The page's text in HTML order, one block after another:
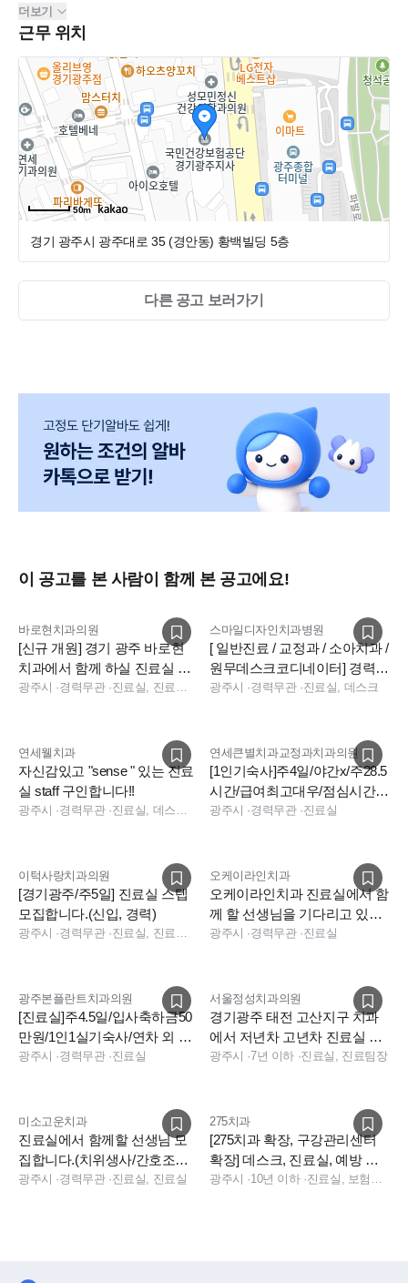
스마일디자인치과병원은 체계적인 진료 시스템과 최첨단 장
비를 갖추고,
환자분들에게 체계적이고 수준 높은 의료 서비스를 제공하
고 있습니다.
저희는 ‘직원이 행복해야 환자도 행복하다’는 슬로건 아래,
모든 구성원이 자신의 역량을 마음껏 펼치고 전문가로 성장
할 수 있는 환경을 만듭니다.
더보기
근무 위치
50m
경기 광주시 광주대로 35 (경안동) 황백빌딩 5층
다른 공고 보러가기
이 공고를 본 사람이 함께 본 공고에요!
바로현치과의원
[신규 개원] 경기 광주 바로현
치과에서 함께 하실 진료실 선
생님들을 모십니다
광주시 ·경력무관· 진료실, 진료팀장, 데스크, 보험청구, 상담
스마일디자인치과병원
[ 일반진료 / 교정과 / 소아치과 /
원무데스크코디네이터] 경력직
선생님들 모십니다.
광주시 ·경력무관·진료실, 데스크
연세웰치과
자신감있고 "sense " 있는 진료
실 staff 구인합니다!!
광주시 ·경력무관· 진료실, 데스크, 상담, 보험청구, 진료실, 데스크, 보험청구, 상담
연세큰별치과교정과치과의원
[1인기숙사]주4일/야간x/주28.5
시간/급여최고대우/점심시간1
시간30분
광주시 ·경력무관·진료실
이턱사랑치과의원
[경기광주/주5일] 진료실 스텝
모집합니다.(신입, 경력)
광주시 ·경력무관· 진료실, 진료실, 수술실
오케이라인치과
오케이라인치과 진료실에서 함
께 할 선생님을 기다리고 있습
니다!
광주시 ·경력무관·진료실
광주본플란트치과의원
[진료실]주4.5일/입사축하금50
만원/1인1실기숙사/연차 외 여
름휴가7일/최고복지환경
광주시 ·경력무관·진료실
서울정성치과의원
경기광주 태전 고산지구 치과
에서 저년차 고년차 진료실 선
생님 모십니다!
광주시 ·7년 이하 ·진료실, 진료팀장
미소고운치과
진료실에서 함께할 선생님 모
집합니다.(치위생사/간호조무
사)
광주시 ·경력무관·진료실, 진료실
275치과
[275치과 확장, 구강관리센터
확장] 데스크, 진료실, 예방 치
과위생사 채용
광주시 ·10년 이하· 진료실, 보험청구, 진료실, 수술실